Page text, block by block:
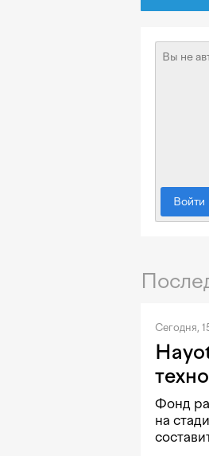
Войти
Сегодня,
Фонд
на